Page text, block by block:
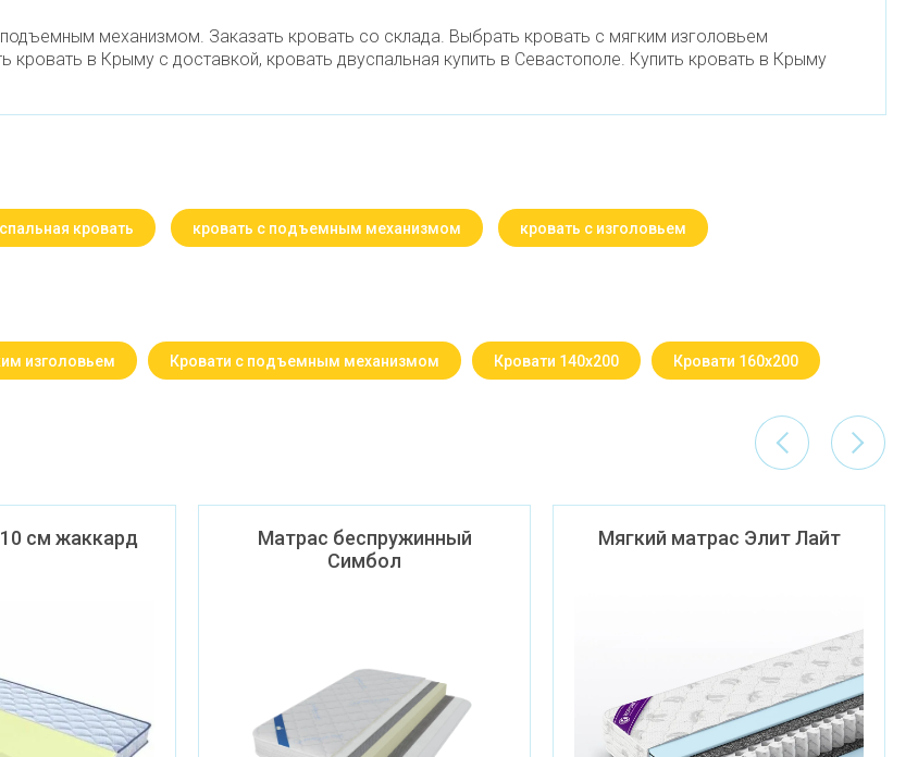
механизмом. Заказать кровать со склада. Выбрать кровать с мягким изголовьем
в Крыму с доставкой, кровать двуспальная купить в Севастополе. Купить кровать в Крыму
кровать кровать с подъемным механизмом кровать с изголовьем
изголовьем Кровати с подъемным механизмом Кровати 140х200 Кровати 160х200
см жаккард
Матрас беспружинный
Симбол
Мягкий матрас Элит Лайт